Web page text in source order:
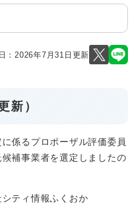
：2026年7月31日更新
新）
るプロポーザル評価委員
補事業者を選定しましたの
ティ情報ふくおか